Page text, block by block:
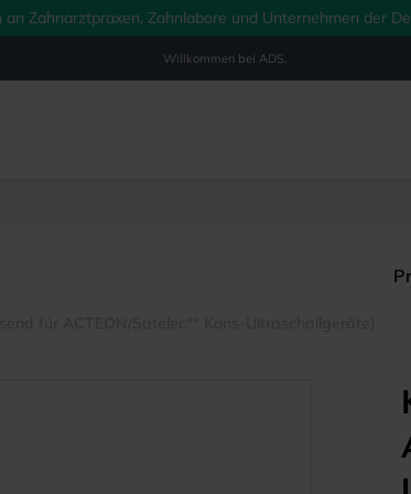
Zahnarztpraxen, Zahnlabore und Unternehmen der
Willkommen bei ADS.